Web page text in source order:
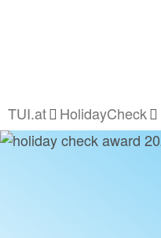
TUI.at HolidayCheck